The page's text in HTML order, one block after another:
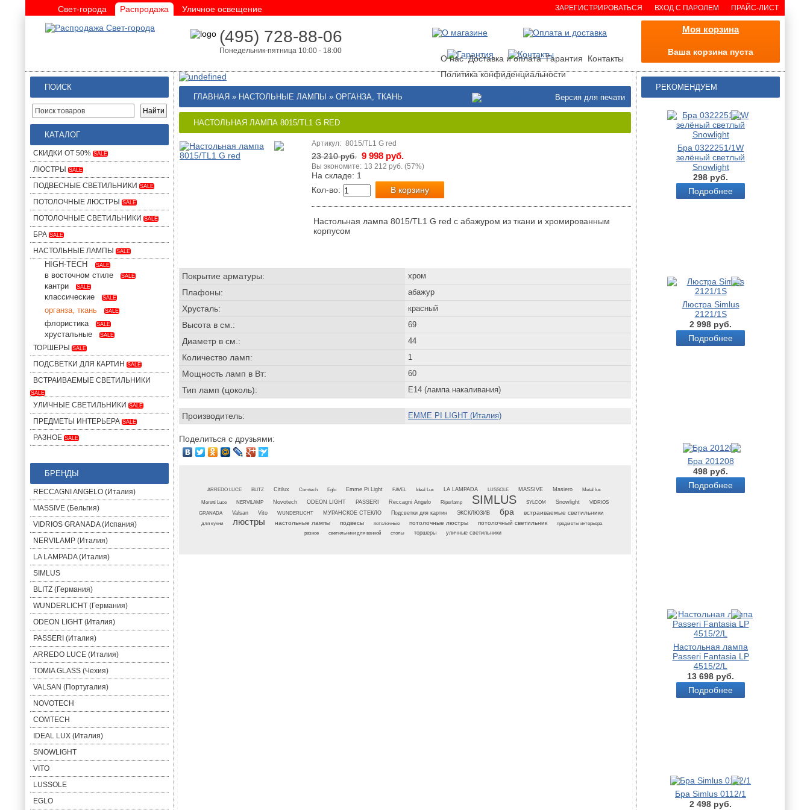
Свет-города Распродажа Уличное освещение ЗАРЕГИСТРИРОВАТЬСЯ ВХОД С ПАРОЛЕМ ПРАЙС-ЛИСТ
(495) 728-88-06
Понедельник-пятница 10:00 - 18:00
О нас Доставка и оплата Гарантия
Контакты
Политика конфиденциальности
Моя корзина
Ваша корзина пуста
ПОИСК
КАТАЛОГ
СКИДКИ ОТ 50% SALE
ЛЮСТРЫ SALE
ПОДВЕСНЫЕ СВЕТИЛЬНИКИ SALE
ПОТОЛОЧНЫЕ ЛЮСТРЫ SALE
ПОТОЛОЧНЫЕ СВЕТИЛЬНИКИ SALE
БРА SALE
НАСТОЛЬНЫЕ ЛАМПЫ SALE
HIGH-TECH SALE
в восточном стиле SALE
кантри SALE
классические SALE
органза, ткань SALE
флористика SALE
хрустальные SALE
ТОРШЕРЫ SALE
ПОДСВЕТКИ ДЛЯ КАРТИН SALE
ВСТРАИВАЕМЫЕ СВЕТИЛЬНИКИ
SALE
УЛИЧНЫЕ СВЕТИЛЬНИКИ SALE
ПРЕДМЕТЫ ИНТЕРЬЕРА SALE
РАЗНОЕ SALE
БРЕНДЫ
RECCAGNI ANGELO (Италия)
MASSIVE (Бельгия)
VIDRIOS GRANADA (Испания)
NERVILAMP (Италия)
LA LAMPADA (Италия)
SIMLUS
BLITZ (Германия)
WUNDERLICHT (Германия)
ODEON LIGHT (Италия)
PASSERI (Италия)
ARREDO LUCE (Италия)
TOMIA GLASS (Чехия)
VALSAN (Португалия)
NOVOTECH
COMTECH
IDEAL LUX (Италия)
SNOWLIGHT
VITO
LUSSOLE
EGLO
ГЛАВНАЯ » НАСТОЛЬНЫЕ ЛАМПЫ » ОРГАНЗА, ТКАНЬ Версия для печати
НАСТОЛЬНАЯ ЛАМПА 8015/TL1 G RED
Артикул: 8015/TL1 G red
23 210 руб. 9 998 руб.
Вы экономите: 13 212 руб. (57%)
На складе: 1
Кол-во:
В корзину
Настольная лампа 8015/TL1 G red с абажуром из ткани и хромированным
корпусом
Покрытие арматуры: хром
Плафоны: абажур
Хрусталь: красный
Высота в см.: 69
Диаметр в см.: 44
Количество ламп: 1
Мощность ламп в Вт: 60
Тип ламп (цоколь): Е14 (лампа накаливания)
Производитель: EMME PI LIGHT (Италия)
Поделиться с друзьями:
ARREDO LUCE BLITZ Citilux Comtech Eglo Emme Pi Light FAVEL Ideal Lux LA LAMPADA LUSSOLE MASSIVE Masiero Metal lux
Moretti Luce NERVILAMP Novotech ODEON LIGHT PASSERI Reccagni Angelo Riperlamp SIMLUS SYLCOM Snowlight
VIDRIOS
GRANADA
Valsan Vito WUNDERLICHT МУРАНСКОЕ СТЕКЛО Подсветки для картин ЭКСКЛЮЗИВ бра встраиваемые светильники
для кухни люстры настольные лампы подвесы потолочные потолочные люстры потолочный светильник
предметы интерьера
разное
светильники для ванной столы торшеры уличные светильники
РЕКОМЕНДУЕМ
Бра 0322251/1W
зелёный светлый
Snowlight
298 руб.
Подробнее
Люстра Simlus
2121/1S
2 998 руб.
Подробнее
Бра 201208
498 руб.
Подробнее
Настольная лампа
Passeri Fantasia LP
4515/2/L
13 698 руб.
Подробнее
Бра Simlus 0112/1
2 498 руб.